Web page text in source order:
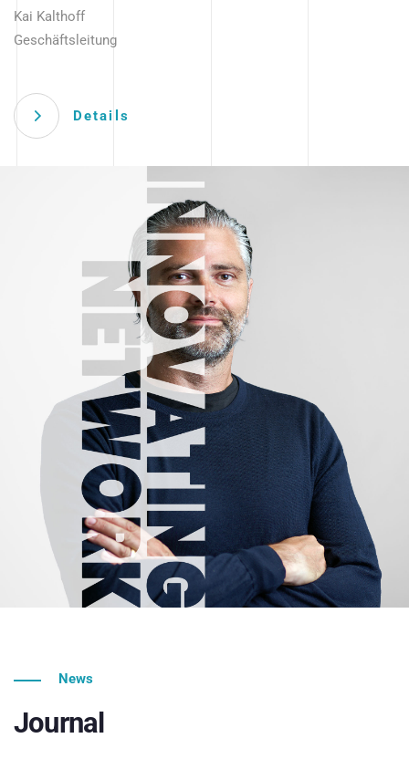
Kai Kalthoff
Geschäftsleitung
Details
News
Journal